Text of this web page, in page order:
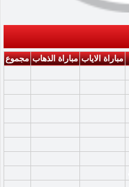
مباراة الاياب مباراة الذهاب مجموع